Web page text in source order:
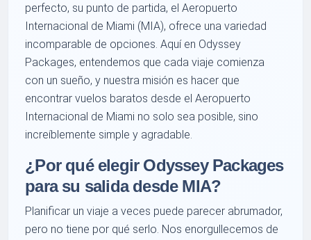
perfecto, su punto de partida, el Aeropuerto
Internacional de Miami (MIA), ofrece una variedad
incomparable de opciones. Aquí en Odyssey
Packages, entendemos que cada viaje comienza
con un sueño, y nuestra misión es hacer que
encontrar vuelos baratos desde el Aeropuerto
Internacional de Miami no solo sea posible, sino
increíblemente simple y agradable.
¿Por qué elegir Odyssey Packages
para su salida desde MIA?
Planificar un viaje a veces puede parecer abrumador,
pero no tiene por qué serlo. Nos enorgullecemos de